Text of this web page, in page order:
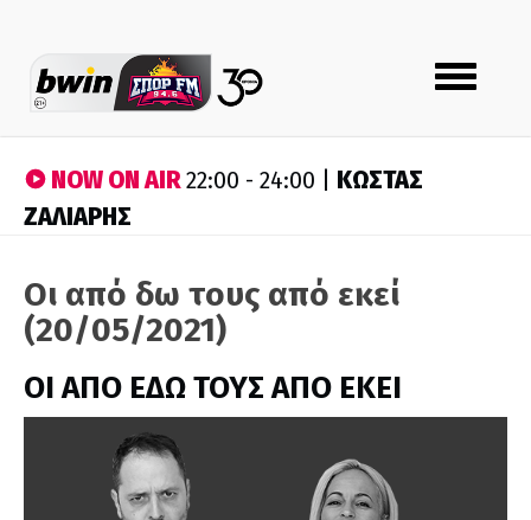
Toggle
navigation
NOW ON AIR22:00 - 24:00 | ΚΩΣΤΑΣ
ΖΑΛΙΑΡΗΣ
Οι από δω τους από εκεί
(20/05/2021)
ΟΙ ΑΠΟ ΕΔΩ ΤΟΥΣ ΑΠΟ ΕΚΕΙ